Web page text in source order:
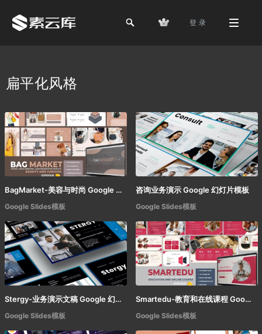
登 录
扁平化风格
BagMarket-美容与时尚 Google Slide模板
Google Slides模板
咨询业务演示 Google 幻灯片模板
Google Slides模板
Stergy-业务演示文稿 Google 幻灯片模板
Google Slides模板
Smartedu-教育和在线课程 Google 幻灯片模板
Google Slides模板